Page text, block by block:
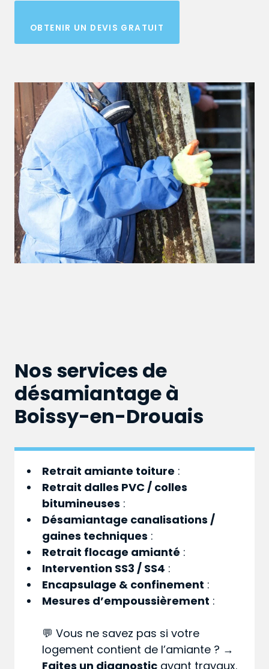
OBTENIR UN DEVIS GRATUIT
Nos services de
désamiantage à
Boissy-en-Drouais
Retrait amiante toiture :
Retrait dalles PVC / colles
bitumineuses :
Désamiantage canalisations /
gaines techniques :
Retrait flocage amianté :
Intervention SS3 / SS4 :
Encapsulage & confinement :
Mesures d’empoussièrement :
💬 Vous ne savez pas si votre
logement contient de l’amiante ? →
Faites un diagnostic avant travaux.